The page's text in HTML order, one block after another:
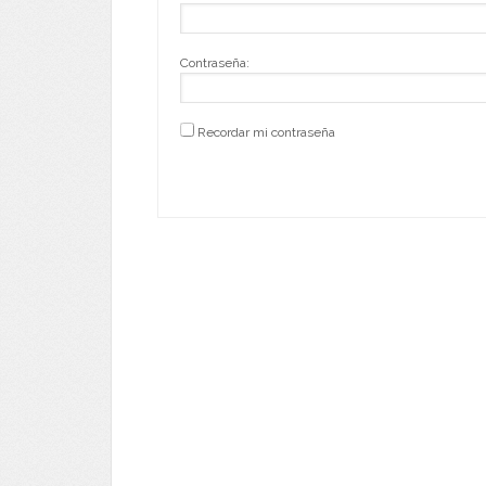
Contraseña:
Recordar mi contraseña